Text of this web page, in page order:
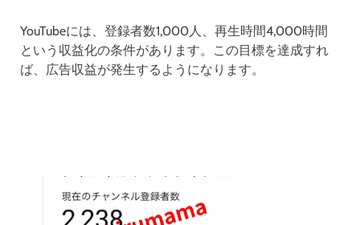
YouTubeには、登録者数1,000人、再生時間4,000時間
という収益化の条件があります。この目標を達成すれ
ば、広告収益が発生するようになります。